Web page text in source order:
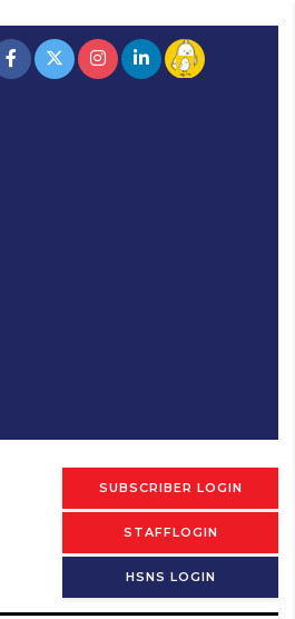
SUBSCRIBER LOGIN
STAFFLOGIN
HSNS LOGIN